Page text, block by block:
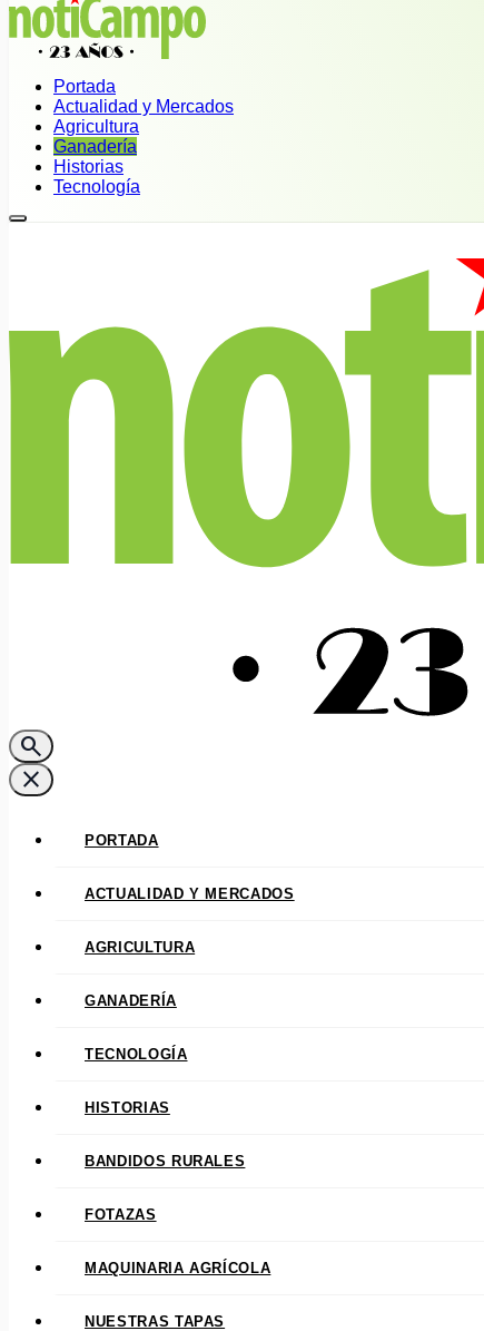
Portada
Actualidad y Mercados
Agricultura
Ganadería
Historias
Tecnología
search
close
PORTADA
ACTUALIDAD Y MERCADOS
AGRICULTURA
GANADERÍA
TECNOLOGÍA
HISTORIAS
BANDIDOS RURALES
FOTAZAS
MAQUINARIA AGRÍCOLA
NUESTRAS TAPAS